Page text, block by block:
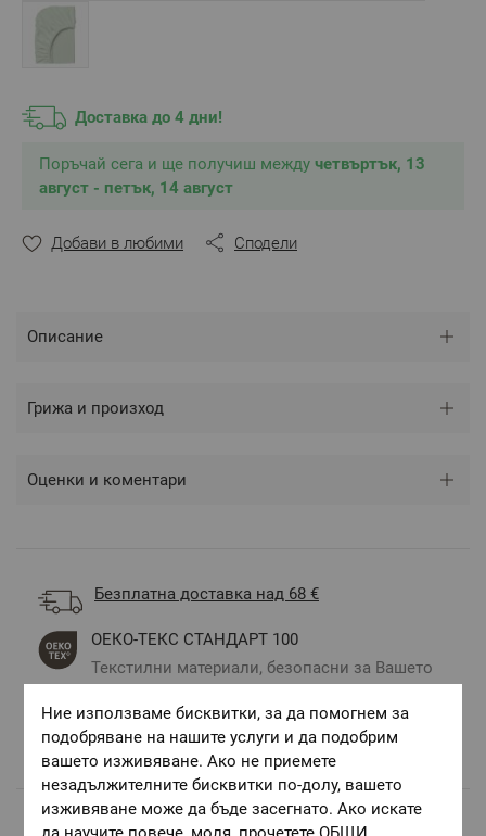
Доставка до 4 дни!
Поръчай сега и ще получиш между четвъртък, 13
август - петък, 14 август
Добави в любими Сподели
Описание
Грижа и произход
Оценки и коментари
Безплатна доставка над 68 €
ОЕКО-ТЕКС СТАНДАРТ 100
Текстилни материали, безопасни за Вашето
Авторски десени.
Цветове и десени за всеки вкус и стил
Ние използваме бисквитки, за да помогнем за
подобряване на нашите услуги и да подобрим
вашето изживяване. Ако не приемете
незадължителните бисквитки по-долу, вашето
изживяване може да бъде засегнато. Ако искате